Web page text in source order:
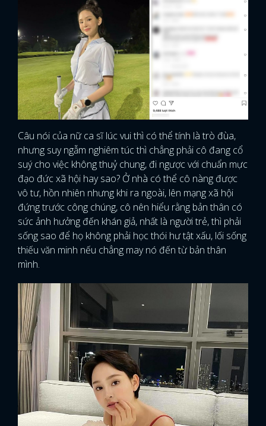
Câu nói của nữ ca sĩ lúc vui thì có thể tính là trò đùa,
nhưng suy ngẫm nghiêm túc thì chẳng phải cô đang cổ
suý cho việc không thuỷ chung, đi ngược với chuẩn mực
đạo đức xã hội hay sao? Ở nhà có thể cô nàng được
vô tư, hồn nhiên nhưng khi ra ngoài, lên mạng xã hội
đứng trước công chúng, cô nên hiểu rằng bản thân có
sức ảnh hưởng đến khán giả, nhất là người trẻ, thì phải
sống sao để họ không phải học thói hư tật xấu, lối sống
thiếu văn minh nếu chẳng may nó đến từ bản thân
mình.